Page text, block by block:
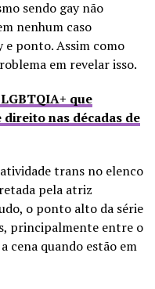
sendo gay não
nenhum caso
e ponto. Assim como
em revelar isso.
que
nas décadas de
trans no elenco
pela atriz
o ponto alto da série
principalmente entre o
cena quando estão em